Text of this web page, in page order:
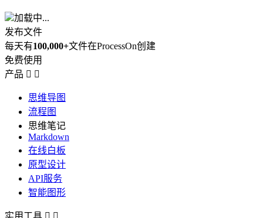
加载中...
发布文件
每天有100,000+文件在ProcessOn创建
免费使用
产品  
思维导图
流程图
思维笔记
Markdown
在线白板
原型设计
API服务
智能图形
实用工具  